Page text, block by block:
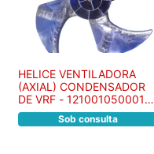
HELICE VENTILADORA
(AXIAL) CONDENSADOR
DE VRF - 12100105000124
- R13945
Sob consulta